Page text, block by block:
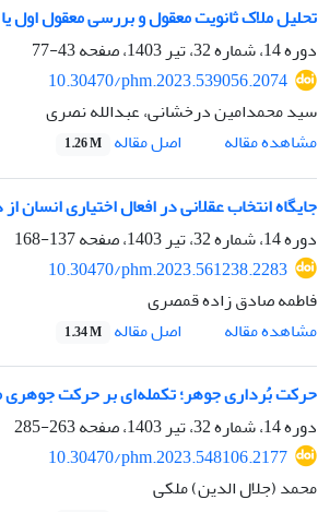
تحلیل ملاک ثانویت معقول و بررسی معقول اول
دوره 14، شماره 32، تیر 1403، صفحه
43-77
10.30470/phm.2023.539056.2074
سید محمدامین درخشانی، عبدالله نصری
مشاهده مقاله
اصل مقاله 1.26 M
جایگاه انتخاب عقلانی در افعال اختیاری انسان
دوره 14، شماره 32، تیر 1403، صفحه
137-168
10.30470/phm.2023.561238.2283
فاطمه صادق زاده قمصری
مشاهده مقاله
اصل مقاله 1.34 M
حرکت بُرداری جوهر؛ تکمله‌ای بر حرکت جوهری
دوره 14، شماره 32، تیر 1403، صفحه
263-285
10.30470/phm.2023.548106.2177
محمد (جلال الدین) ملکی